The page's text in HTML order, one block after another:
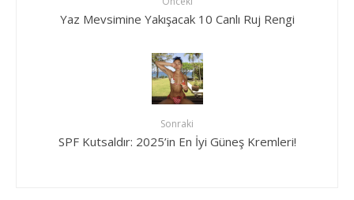
Yaz Mevsimine Yakışacak 10 Canlı Ruj Rengi
Sonraki
SPF Kutsaldır: 2025’in En İyi Güneş Kremleri!